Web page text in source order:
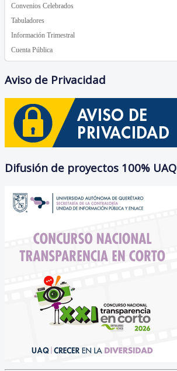
Convenios Celebrados
Tabuladores
Información Trimestral
Cuenta Pública
Aviso de Privacidad
Difusión de proyectos 100% UAQ